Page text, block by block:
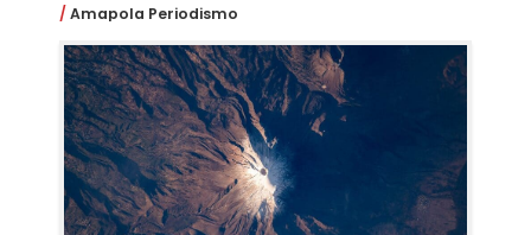
Amapola Periodismo